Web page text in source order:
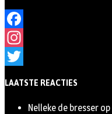
Facebook
Instagram
LAATSTE REACTIES
Nelleke de bresser op